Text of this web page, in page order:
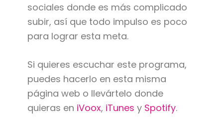
sociales donde es más complicado
subir, así que todo impulso es poco
para lograr esta meta.
Si quieres escuchar este programa,
puedes hacerlo en esta misma
página web o llevártelo donde
quieras en iVoox, iTunes y Spotify.